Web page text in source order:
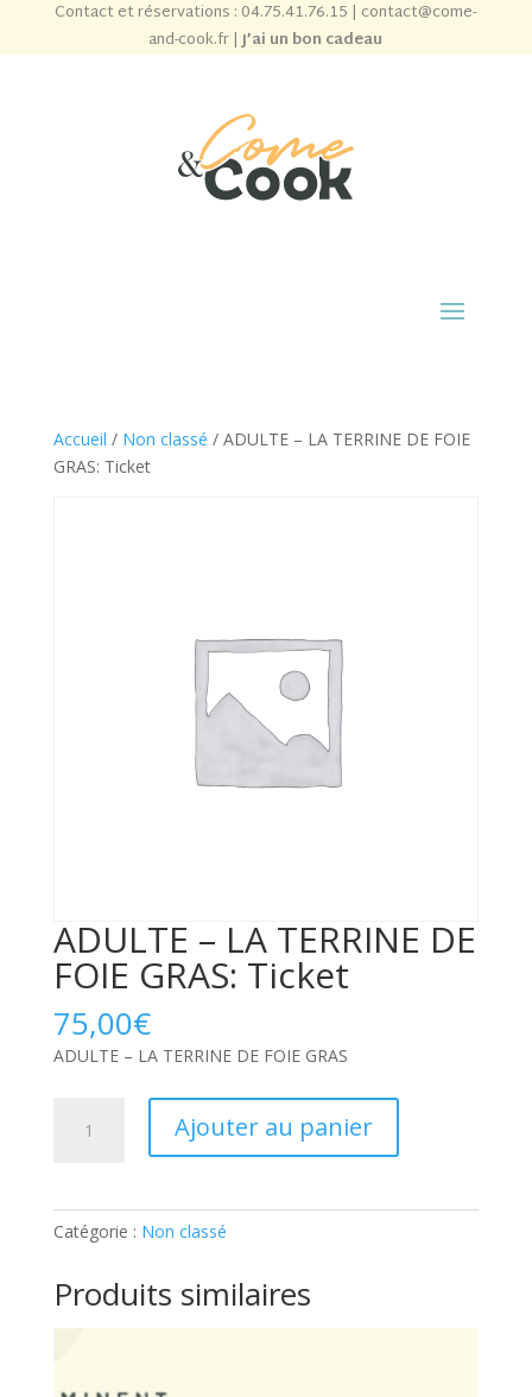
Contact et réservations : 04.75.41.76.15 | contact@come-
and-cook.fr|J’ai un bon cadeau
Accueil / Non classé / ADULTE – LA TERRINE DE FOIE
GRAS: Ticket
ADULTE – LA TERRINE DE
FOIE GRAS: Ticket
75,00€
ADULTE – LA TERRINE DE FOIE GRAS
TERRINE
FOIE
GRAS:
Ajouter au panier
Catégorie : Non classé
Produits similaires